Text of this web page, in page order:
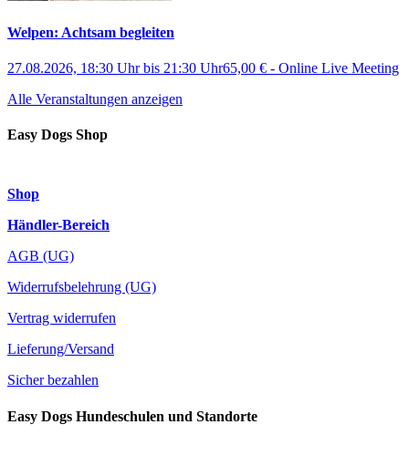
Welpen: Achtsam begleiten
27.08.2026, 18:30 Uhrbis 21:30 Uhr65,00 € - Online Live Meeting
Alle Veranstaltungen anzeigen
Easy Dogs Shop
Shop
Händler-Bereich
AGB (UG)
Widerrufsbelehrung (UG)
Vertrag widerrufen
Lieferung/Versand
Sicher bezahlen
Easy Dogs Hundeschulen und Standorte